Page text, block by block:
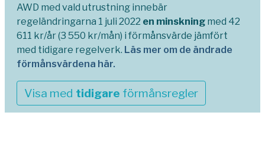
AWD med vald utrustning innebär
regeländringarna 1 juli 2022 en minskning med 42
611 kr/år (3 550 kr/mån) i förmånsvärde jämfört
med tidigare regelverk. Läs mer om de ändrade
förmånsvärdena här.
Visa med tidigare förmånsregler